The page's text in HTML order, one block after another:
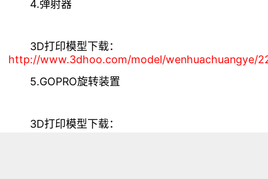
4.弹射器
3D打印模型下载：
http://www.3dhoo.com/model/wenhuachuangye/
5.GOPRO旋转装置
3D打印模型下载：